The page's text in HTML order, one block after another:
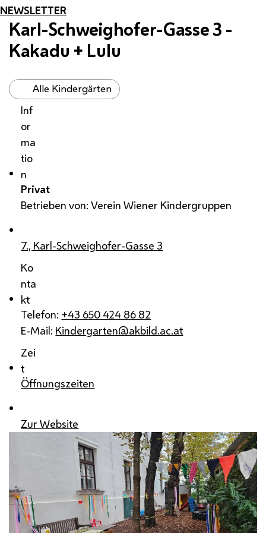
NEWSLETTER
Karl-Schweighofer-Gasse 3 -
Kakadu + Lulu
Alle Kindergärten
Inf
or
ma
tio
n
Privat
Betrieben von: Verein Wiener Kindergruppen
7., Karl-Schweighofer-Gasse 3
Ko
nta
kt
Telefon: +43 650 424 86 82
E-Mail: Kindergarten@akbild.ac.at
Zei
t
Öffnungszeiten
Zur Website